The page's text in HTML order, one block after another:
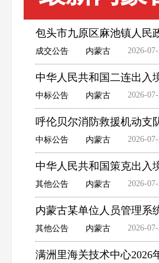
包头市九原区麻池镇人民
成交公告 内蒙古 2026-
中华人民共和国二连出入
中标公告 内蒙古 2026-
呼伦贝尔消防救援机动支
中标公告 内蒙古 2026-
中华人民共和国策克出入
其他公告 内蒙古 2026-
内蒙古某单位人员管理系
其他公告 内蒙古 2026-
满洲里海关技术中心2026